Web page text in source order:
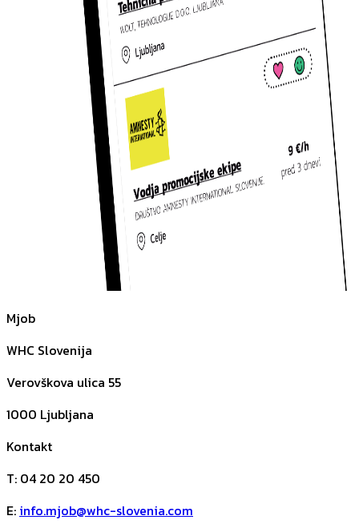
Mjob
WHC Slovenija
Verovškova ulica 55
1000 Ljubljana
Kontakt
T: 04 20 20 450
E: info.mjob@whc-slovenia.com